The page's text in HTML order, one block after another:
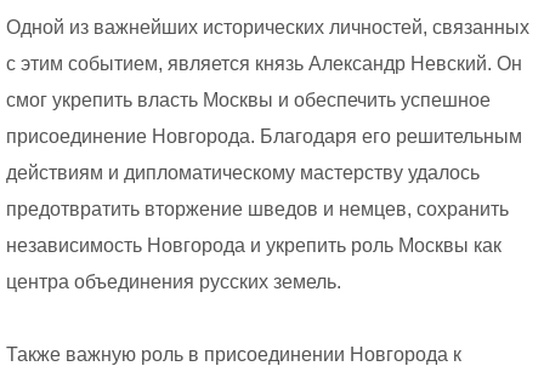
Одной из важнейших исторических личностей, связанных
с этим событием, является князь Александр Невский. Он
смог укрепить власть Москвы и обеспечить успешное
присоединение Новгорода. Благодаря его решительным
действиям и дипломатическому мастерству удалось
предотвратить вторжение шведов и немцев, сохранить
независимость Новгорода и укрепить роль Москвы как
центра объединения русских земель.
Также важную роль в присоединении Новгорода к